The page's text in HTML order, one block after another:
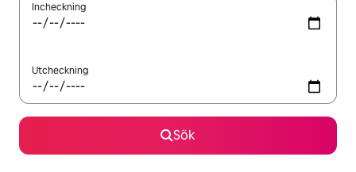
Incheckning
Utcheckning
Sök